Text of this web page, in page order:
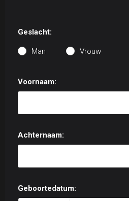
Geslacht:
Man Vrouw
Voornaam:
Achternaam:
Geboortedatum: